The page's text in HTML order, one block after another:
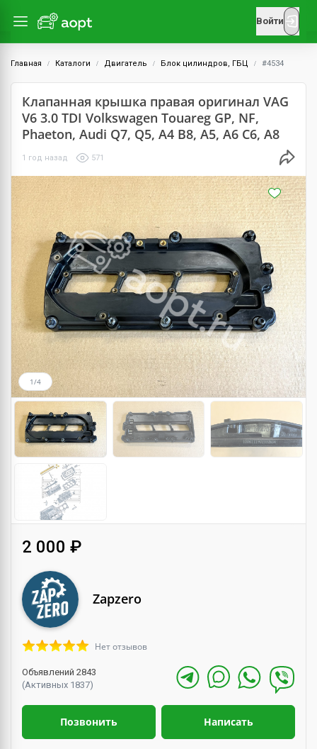
Войти
Главная Каталоги Двигатель Блок цилиндров, ГБЦ #4534
Клапанная крышка правая оригинал VAG
V6 3.0 TDI Volkswagen Touareg GP, NF,
Phaeton, Audi Q7, Q5, A4 B8, A5, A6 C6, A8
1 год назад 571
1/4
2 000 ₽
Zapzero
Нет отзывов
Объявлений 2843
(Активных 1837)
Позвонить Написать